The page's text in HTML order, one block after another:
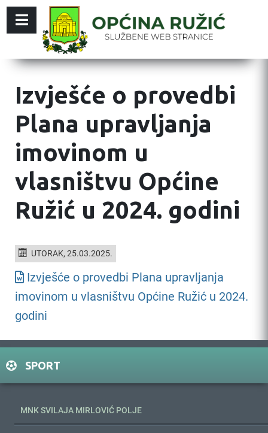
Izvješće o provedbi
Plana upravljanja
imovinom u
vlasništvu Općine
Ružić u 2024. godini
UTORAK, 25.03.2025.
Izvješće o provedbi Plana upravljanja
imovinom u vlasništvu Općine Ružić u 2024.
godini
SPORT
MNK SVILAJA MIRLOVIĆ POLJE